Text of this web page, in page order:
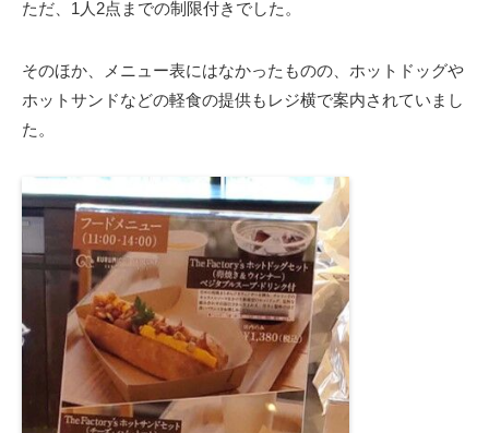
ただ、1人2点までの制限付きでした。
そのほか、メニュー表にはなかったものの、ホットドッグや
ホットサンドなどの軽食の提供もレジ横で案内されていまし
た。